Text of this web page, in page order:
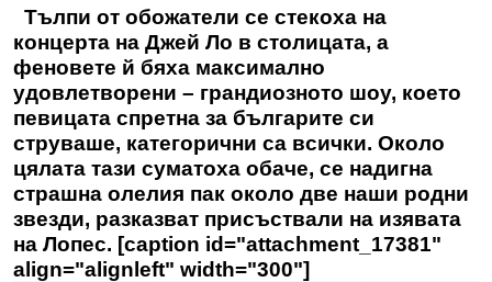
Тълпи от обожатели се стекоха на
концерта на Джей Ло в столицата, а
феновете й бяха максимално
удовлетворени – грандиозното шоу, което
певицата спретна за българите си
струваше, категорични са всички. Около
цялата тази суматоха обаче, се надигна
страшна олелия пак около две наши родни
звезди, разказват присъствали на изявата
на Лопес. [caption id="attachment_17381"
align="alignleft" width="300"]